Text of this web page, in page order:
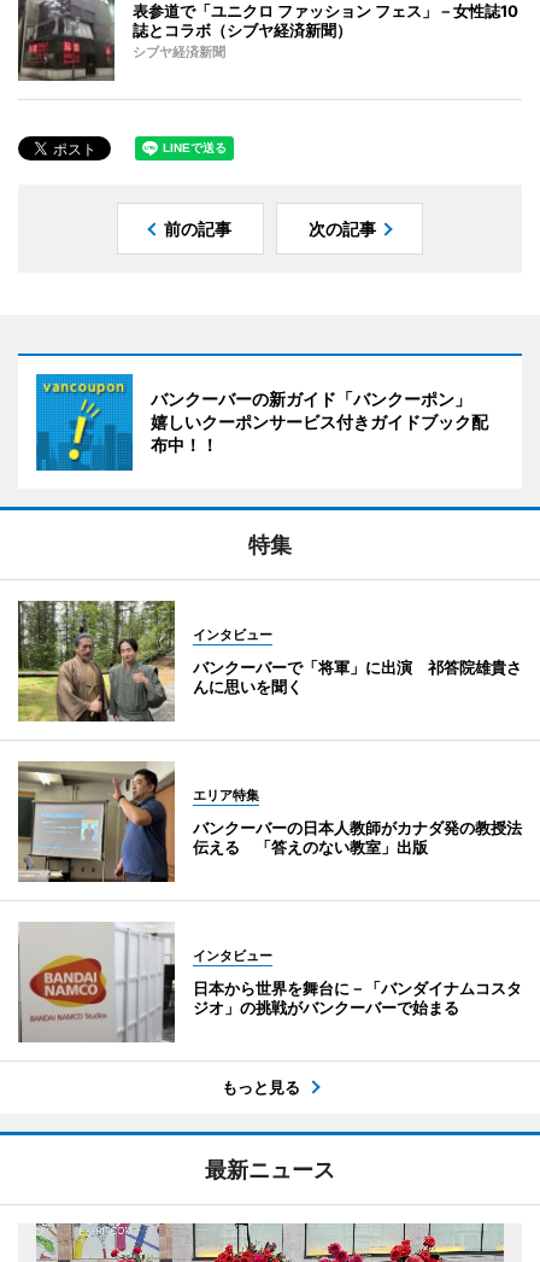
表参道で「ユニクロ ファッション フェス」－女性誌10
誌とコラボ（シブヤ経済新聞）
シブヤ経済新聞
前の記事 次の記事
バンクーバーの新ガイド「バンクーポン」
嬉しいクーポンサービス付きガイドブック配
布中！！
特集
インタビュー
バンクーバーで「将軍」に出演 祁答院雄貴さ
んに思いを聞く
エリア特集
バンクーバーの日本人教師がカナダ発の教授法
伝える 「答えのない教室」出版
インタビュー
日本から世界を舞台に－「バンダイナムコスタ
ジオ」の挑戦がバンクーバーで始まる
もっと見る
最新ニュース